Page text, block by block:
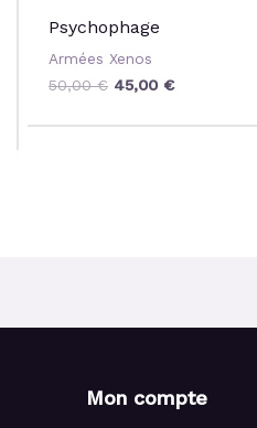
Psychophage
Armées Xenos
50,00€ 45,00 €
Mon compte